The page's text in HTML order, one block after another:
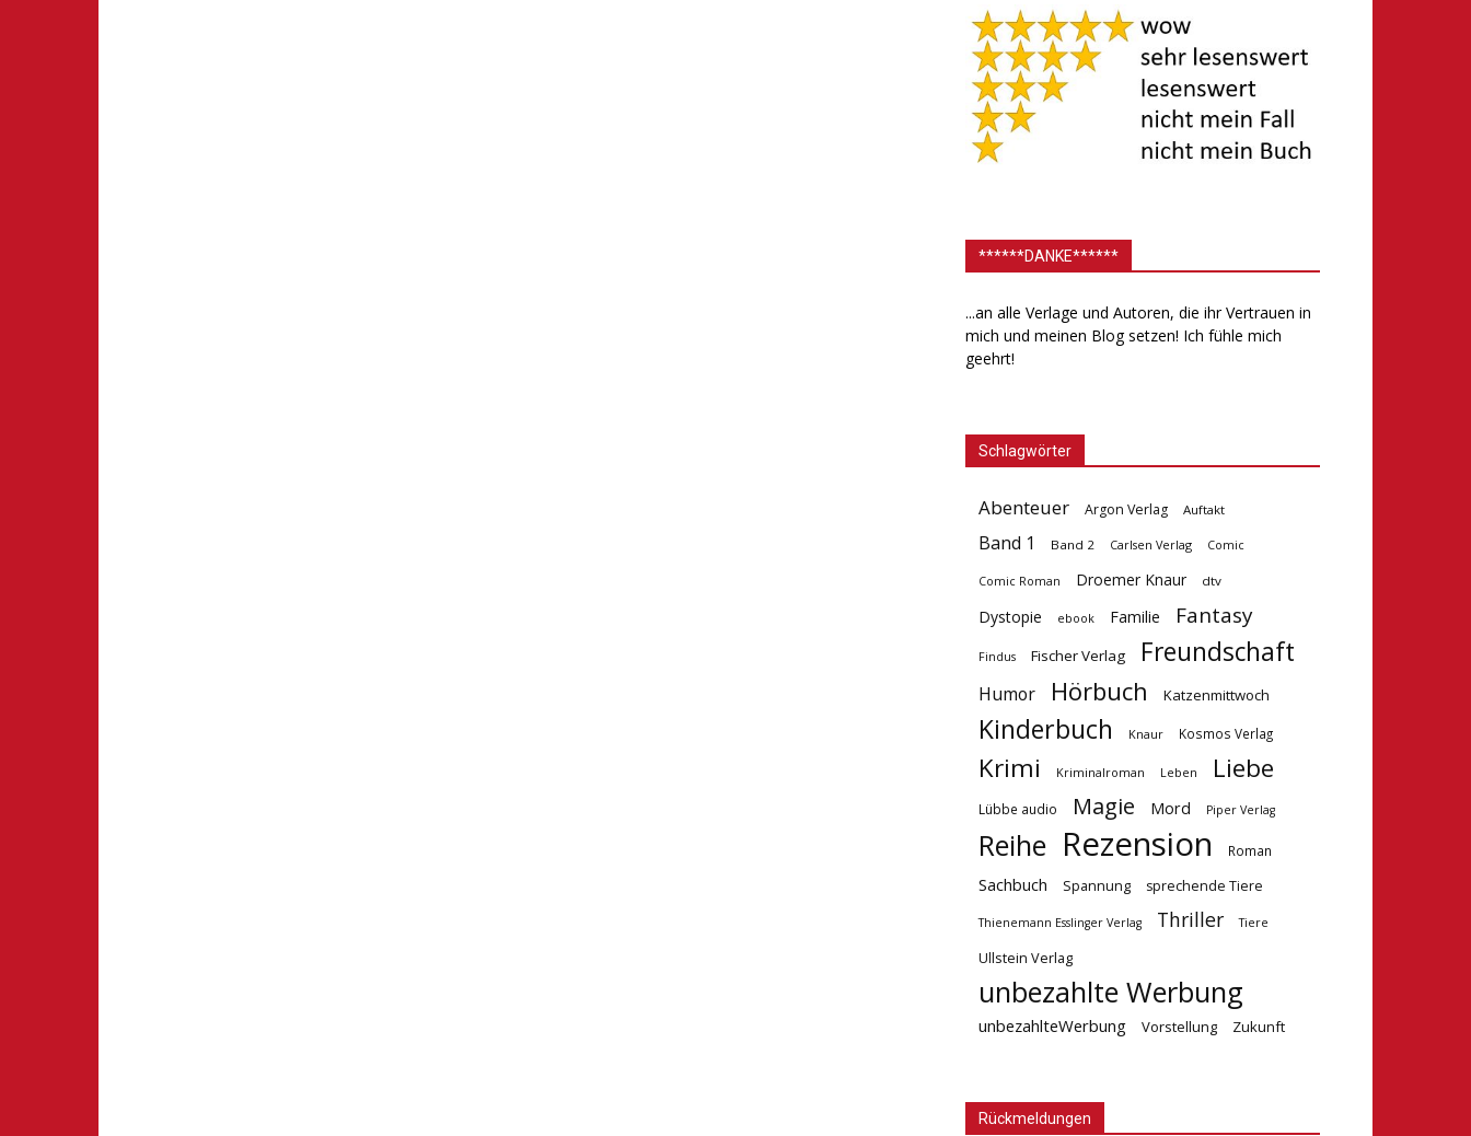
******DANKE******
...an alle Verlage und Autoren, die ihr Vertrauen in
mich und meinen Blog setzen! Ich fühle mich
geehrt!
Schlagwörter
Abenteuer Argon Verlag Auftakt
Band 1 Band 2 Carlsen Verlag Comic
Comic Roman Droemer Knaur dtv
Dystopie ebook Familie Fantasy
Findus Fischer Verlag Freundschaft
Humor Hörbuch Katzenmittwoch
Kinderbuch Knaur Kosmos Verlag
Krimi Kriminalroman Leben Liebe
Lübbe audio Magie Mord Piper Verlag
Reihe Rezension Roman
Sachbuch Spannung sprechende Tiere
Thienemann Esslinger Verlag Thriller Tiere
Ullstein Verlag
unbezahlte Werbung
unbezahlteWerbung Vorstellung Zukunft
Rückmeldungen